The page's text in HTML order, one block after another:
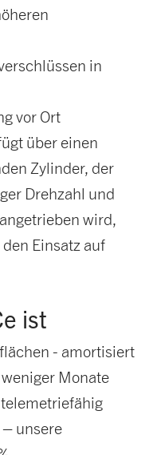
in
vor Ort
über einen
Zylinder, der
Drehzahl und
wird,
Einsatz auf
ist
- amortisiert
Monate
unsere